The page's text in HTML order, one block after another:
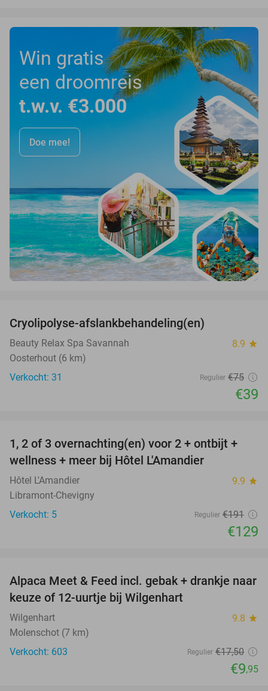
Win gratis
een droomreis
t.w.v. €3.000
Doe mee!
Cryolipolyse-afslankbehandeling(en)
Beauty Relax Spa Savannah 8.9 star
Oosterhout (6 km)
Verkocht: 31
Regulier €75
€39
32%
TODAY
1, 2 of 3 overnachting(en) voor 2 + ontbijt +
wellness + meer bij Hôtel L'Amandier
Hôtel L'Amandier 9.9 star
Libramont-Chevigny
Verkocht: 5
Regulier €191
€129
43%
Alpaca Meet & Feed incl. gebak + drankje naar
keuze of 12-uurtje bij Wilgenhart
Wilgenhart 9.8 star
Molenschot (7 km)
Verkocht: 603
Regulier €17,50
€9,95